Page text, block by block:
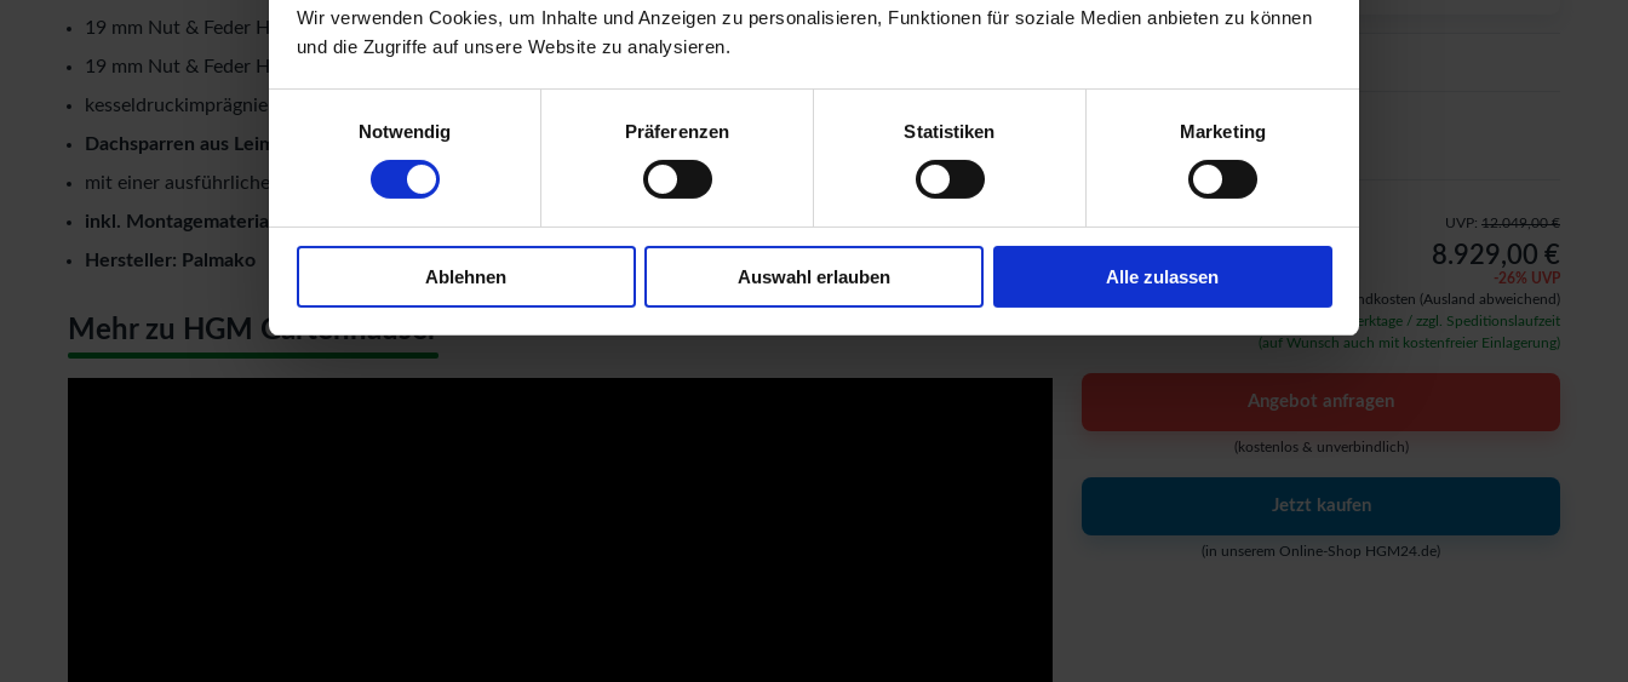
Wir verwenden Cookies, um Inhalte und Anzeigen zu personalisieren, Funktionen für soziale Medien anbieten zu können
und die Zugriffe auf unsere Website zu analysieren.
Notwendig
Präferenzen Statistiken Marketing
Ablehnen Auswahl erlauben Alle zulassen
19 mm Nut & Feder Holz für Fussbodenbereich
19 mm Nut & Feder Holz für Dachbereich
kesseldruckimprägnierte Unterkonstruktion in 45 mm x 70 mm
Dachsparren aus Leimholz
mit einer ausführlichen, deutschen Montageanleitung
inkl. Montagematerial & Gewindestangen als Windsicherung
Hersteller: Palmako
Mehr zu HGM Gartenhäuser
Sonderausstattung
UVP: 12.049,00 €
8.929,00 €
-26% UVP
zzgl. ab 49 € Versandkosten (Ausland abweichend)
Verfügbarkeit: ca. 15 - 20 Werktage / zzgl. Speditionslaufzeit
(auf Wunsch auch mit kostenfreier Einlagerung)
Angebot anfragen
(kostenlos & unverbindlich)
Jetzt kaufen
(in unserem Online-Shop HGM24.de)